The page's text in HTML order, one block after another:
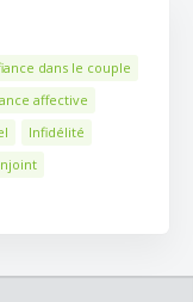
dans le couple
affective
Infidélité